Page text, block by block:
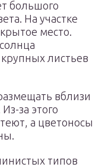
большого
На участке
место.
листьев
вблизи
за этого
а цветоносы
типов